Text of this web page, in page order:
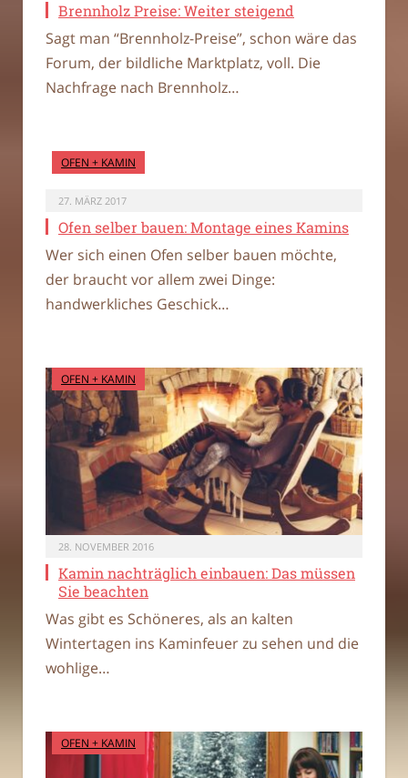
Brennholz Preise: Weiter steigend
Sagt man “Brennholz-Preise”, schon wäre das
Forum, der bildliche Marktplatz, voll. Die
Nachfrage nach Brennholz…
OFEN + KAMIN
27. MÄRZ 2017
Ofen selber bauen: Montage eines Kamins
Wer sich einen Ofen selber bauen möchte,
der braucht vor allem zwei Dinge:
handwerkliches Geschick…
OFEN + KAMIN
28. NOVEMBER 2016
Kamin nachträglich einbauen: Das müssen
Sie beachten
Was gibt es Schöneres, als an kalten
Wintertagen ins Kaminfeuer zu sehen und die
wohlige…
OFEN + KAMIN